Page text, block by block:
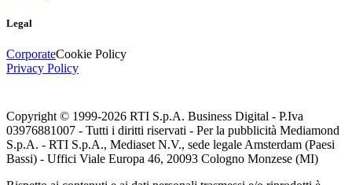
Legal
CorporateCookie Policy
Privacy Policy
Copyright © 1999-2026 RTI S.p.A. Business Digital - P.Iva
03976881007 - Tutti i diritti riservati - Per la pubblicità Mediamond
S.p.A. - RTI S.p.A., Mediaset N.V., sede legale Amsterdam (Paesi
Bassi) - Uffici Viale Europa 46, 20093 Cologno Monzese (MI)